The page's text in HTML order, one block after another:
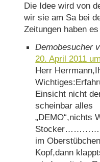
Die Idee wird von
wir sie am Sa bei
Zeitungen haben
Demobesucher
20. April 2011
Herr
Einsicht nicht
scheinbar alles
„DEMO“,nichts
im
Kopf,dann